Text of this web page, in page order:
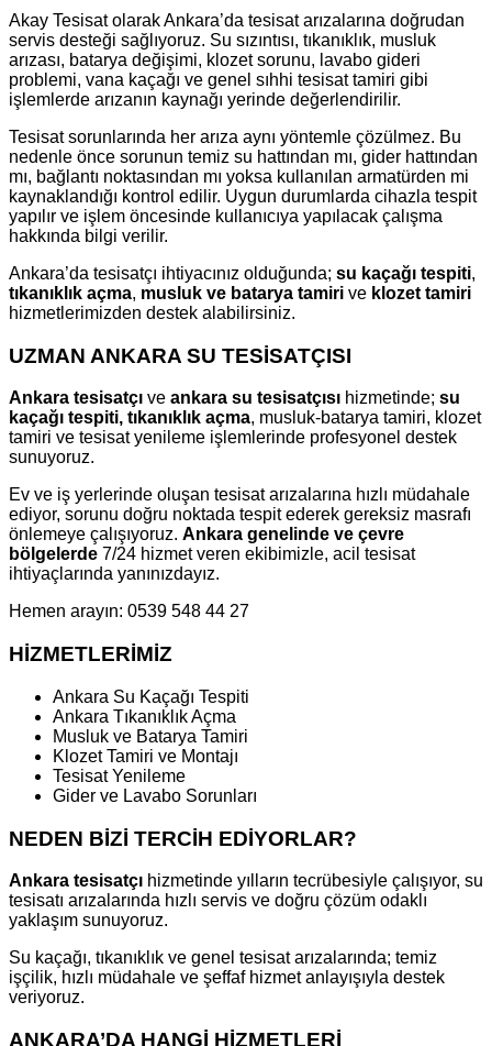
Akay Tesisat olarak Ankara’da tesisat arızalarına doğrudan
servis desteği sağlıyoruz. Su sızıntısı, tıkanıklık, musluk
arızası, batarya değişimi, klozet sorunu, lavabo gideri
problemi, vana kaçağı ve genel sıhhi tesisat tamiri gibi
işlemlerde arızanın kaynağı yerinde değerlendirilir.
Tesisat sorunlarında her arıza aynı yöntemle çözülmez. Bu
nedenle önce sorunun temiz su hattından mı, gider hattından
mı, bağlantı noktasından mı yoksa kullanılan armatürden mi
kaynaklandığı kontrol edilir. Uygun durumlarda cihazla tespit
yapılır ve işlem öncesinde kullanıcıya yapılacak çalışma
hakkında bilgi verilir.
Ankara’da tesisatçı ihtiyacınız olduğunda; su kaçağı tespiti,
tıkanıklık açma, musluk ve batarya tamiri ve klozet tamiri
hizmetlerimizden destek alabilirsiniz.
UZMAN ANKARA SU TESİSATÇISI
Ankara tesisatçı ve ankara su tesisatçısı hizmetinde; su
kaçağı tespiti, tıkanıklık açma, musluk-batarya tamiri, klozet
tamiri ve tesisat yenileme işlemlerinde profesyonel destek
sunuyoruz.
Ev ve iş yerlerinde oluşan tesisat arızalarına hızlı müdahale
ediyor, sorunu doğru noktada tespit ederek gereksiz masrafı
önlemeye çalışıyoruz. Ankara genelinde ve çevre
bölgelerde 7/24 hizmet veren ekibimizle, acil tesisat
ihtiyaçlarında yanınızdayız.
Hemen arayın: 0539 548 44 27
HİZMETLERİMİZ
Ankara Su Kaçağı Tespiti
Ankara Tıkanıklık Açma
Musluk ve Batarya Tamiri
Klozet Tamiri ve Montajı
Tesisat Yenileme
Gider ve Lavabo Sorunları
NEDEN BİZİ TERCİH EDİYORLAR?
Ankara tesisatçı hizmetinde yılların tecrübesiyle çalışıyor, su
tesisatı arızalarında hızlı servis ve doğru çözüm odaklı
yaklaşım sunuyoruz.
Su kaçağı, tıkanıklık ve genel tesisat arızalarında; temiz
işçilik, hızlı müdahale ve şeffaf hizmet anlayışıyla destek
veriyoruz.
ANKARA’DA HANGİ HİZMETLERİ